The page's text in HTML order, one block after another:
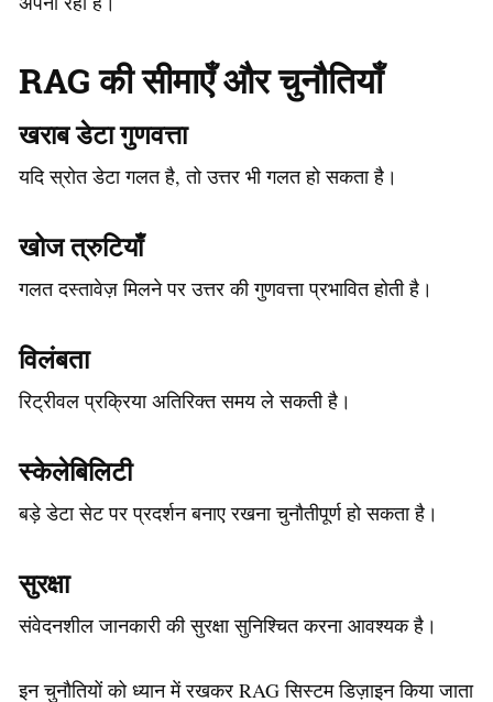
RAG की सीमाएँ और चुनौतियाँ
खराब डेटा गुणवत्ता
यदि स्रोत डेटा गलत है, तो उत्तर भी गलत हो सकता है।
खोज त्रुटियाँ
गलत दस्तावेज़ मिलने पर उत्तर की गुणवत्ता प्रभावित होती है।
विलंबता
रिट्रीवल प्रक्रिया अतिरिक्त समय ले सकती है।
स्केलेबिलिटी
बड़े डेटा सेट पर प्रदर्शन बनाए रखना चुनौतीपूर्ण हो सकता है।
सुरक्षा
संवेदनशील जानकारी की सुरक्षा सुनिश्चित करना आवश्यक है।
इन चुनौतियों को ध्यान में रखकर RAG सिस्टम डिज़ाइन किया जाता